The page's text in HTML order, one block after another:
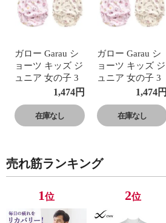
ガロー Garau シ
ョーツ キッズ ジ
ュニア 女の子 3
枚セット もちも
140 150
1,474円
在庫なし
ガロー Garau シ
ョーツ キッズ ジ
ュニア 女の子 3
枚セット もちも
140 150
1,474円
在庫なし
売れ筋ランキング
1位 2位